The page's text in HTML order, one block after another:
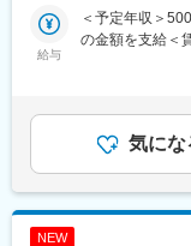
る薬局や病院の
・独自のショー
評価が高く、半
年間のマーケ
成を推進する。
・イベント管理:
日本の主要医学
給与
＜予定年収＞
の金額を支給＜
選考を通じて
含めた表記です
気にな
NEW